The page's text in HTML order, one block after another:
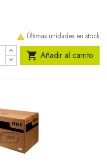
 Últimas unidades en stock
 Añadir al carrito